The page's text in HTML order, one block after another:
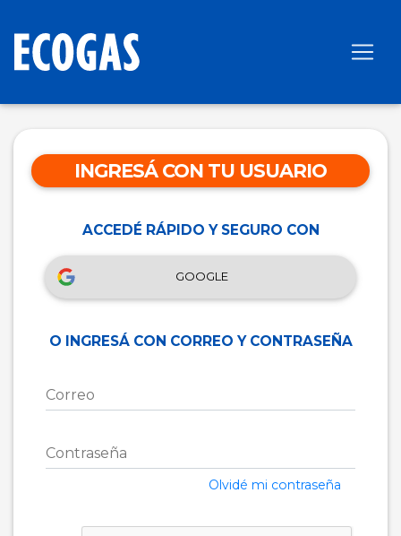
INGRESÁ CON TU USUARIO
ACCEDÉ RÁPIDO Y SEGURO CON
GOOGLE
O INGRESÁ CON CORREO Y CONTRASEÑA
Correo
Contraseña
Olvidé mi contraseña